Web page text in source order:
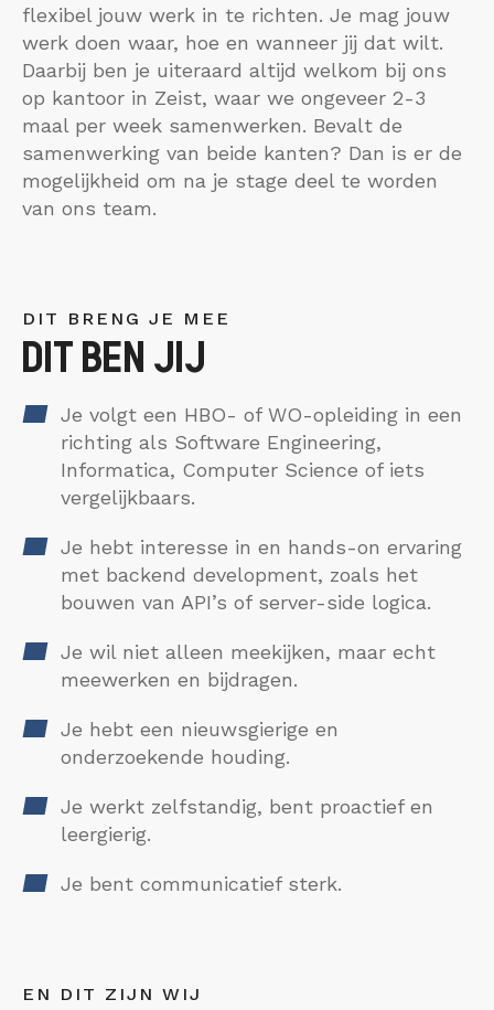
flexibel jouw werk in te richten. Je mag jouw
werk doen waar, hoe en wanneer jij dat wilt.
Daarbij ben je uiteraard altijd welkom bij ons
op kantoor in Zeist, waar we ongeveer 2-3
maal per week samenwerken. Bevalt de
samenwerking van beide kanten? Dan is er de
mogelijkheid om na je stage deel te worden
van ons team.
DIT BRENG JE MEE
DIT BEN JIJ
Je volgt een HBO- of WO-opleiding in een
richting als Software Engineering,
Informatica, Computer Science of iets
vergelijkbaars.
Je hebt interesse in en hands-on ervaring
met backend development, zoals het
bouwen van API’s of server-side logica.
Je wil niet alleen meekijken, maar echt
meewerken en bijdragen.
Je hebt een nieuwsgierige en
onderzoekende houding.
Je werkt zelfstandig, bent proactief en
leergierig.
Je bent communicatief sterk.
EN DIT ZIJN WIJ